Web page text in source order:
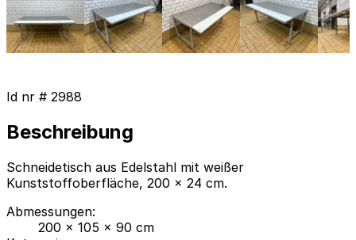
Id nr # 2988
Beschreibung
Schneidetisch aus Edelstahl mit weißer
Kunststoffoberfläche, 200 x 24 cm.
Abmessungen:
200 x 105 x 90 cm